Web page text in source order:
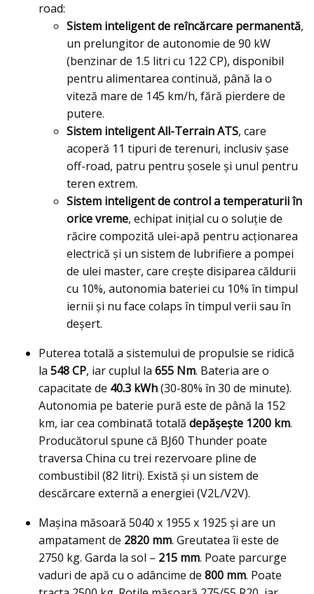
road:
Sistem inteligent de reîncărcare permanentă,
un prelungitor de autonomie de 90 kW
(benzinar de 1.5 litri cu 122 CP), disponibil
pentru alimentarea continuă, până la o
viteză mare de 145 km/h, fără pierdere de
putere.
Sistem inteligent All-Terrain ATS, care
acoperă 11 tipuri de terenuri, inclusiv șase
off-road, patru pentru șosele și unul pentru
teren extrem.
Sistem inteligent de control a temperaturii în
orice vreme, echipat inițial cu o soluție de
răcire compozită ulei-apă pentru acționarea
electrică și un sistem de lubrifiere a pompei
de ulei master, care crește disiparea căldurii
cu 10%, autonomia bateriei cu 10% în timpul
iernii și nu face colaps în timpul verii sau în
deșert.
Puterea totală a sistemului de propulsie se ridică
la 548 CP, iar cuplul la 655 Nm. Bateria are o
capacitate de 40.3 kWh(30-80% în 30 de minute).
Autonomia pe baterie pură este de până la 152
km, iar cea combinată totală depășește 1200 km.
Producătorul spune că BJ60 Thunder poate
traversa China cu trei rezervoare pline de
combustibil (82 litri). Există și un sistem de
descărcare externă a energiei (V2L/V2V).
Mașina măsoară 5040 x 1955 x 1925 și are un
ampatament de 2820 mm. Greutatea îi este de
2750 kg. Garda la sol – 215 mm. Poate parcurge
vaduri de apă cu o adâncime de 800 mm. Poate